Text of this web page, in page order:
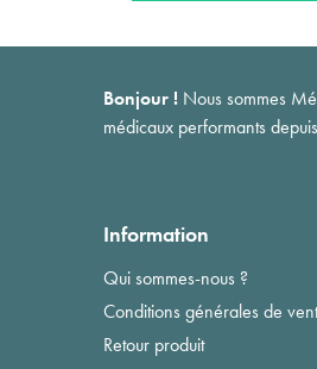
Bonjour ! Nous sommes
médicaux performants
Information
Qui sommes-nous ?
Conditions générales de
Retour produit